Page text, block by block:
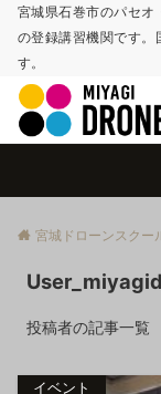
宮城県石巻市のパセオ
の登録講習機関です。
す。
宮城ドローンスクー
投稿者の記事一覧
イベント